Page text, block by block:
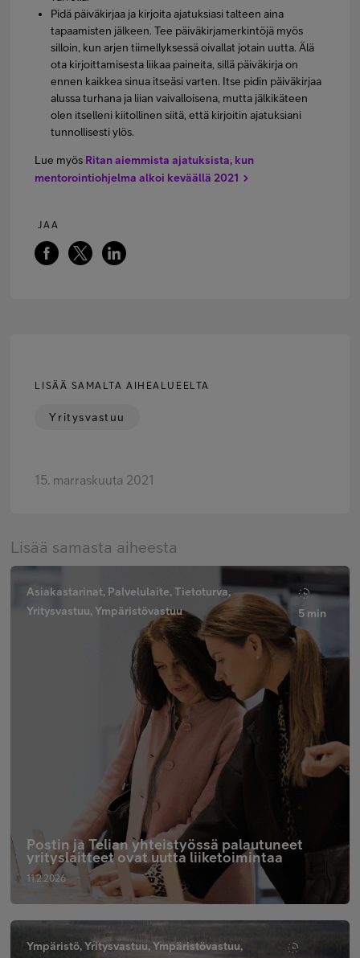
Pidä päiväkirjaa ja kirjoita ajatuksiasi talteen aina
tapaamisten jälkeen. Tee päiväkirjamerkintöjä myös
silloin, kun arjen tiimellyksessä oivallat jotain uutta. Älä
ota kirjoittamisesta liikaa paineita, sillä päiväkirja on
ennen kaikkea sinua itseäsi varten. Itse pidin päiväkirjaa
alussa turhana ja liian vaivalloisena, mutta jälkikäteen
olen itselleni kiitollinen siitä, että kirjoitin ajatuksiani
tunnollisesti ylös.
Lue myös Ritan aiemmista ajatuksista, kun
mentorointiohjelma alkoi keväällä 2021
JAA
Lisää samasta aiheesta
Asiakastarinat, Palvelulaite, Tietoturva,
Yritysvastuu, Ympäristövastuu
5 min
Postin ja Telian yhteistyössä palautuneet
yrityslaitteet ovat uutta liiketoimintaa
11.2.2026
Ympäristö, Yritysvastuu, Ympäristövastuu,
LISÄÄ SAMALTA AIHEALUEELTA
Yritysvastuu
15. marraskuuta 2021